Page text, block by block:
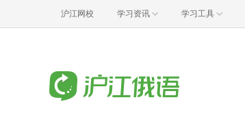
沪江网校 学习资讯 学习工具